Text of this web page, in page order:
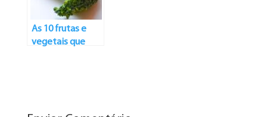
As 10 frutas e
vegetais que